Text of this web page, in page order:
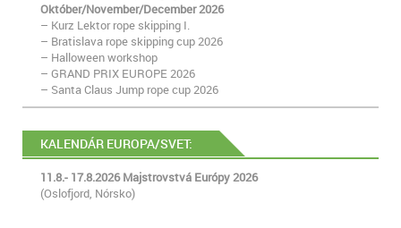
Október/November/December 2026
– Kurz Lektor rope skipping I.
– Bratislava rope skipping cup 2026
– Halloween workshop
– GRAND PRIX EUROPE 2026
– Santa Claus Jump rope cup 2026
KALENDÁR EUROPA/SVET:
11.8.- 17.8.2026 Majstrovstvá Európy 2026
(Oslofjord, Nórsko)